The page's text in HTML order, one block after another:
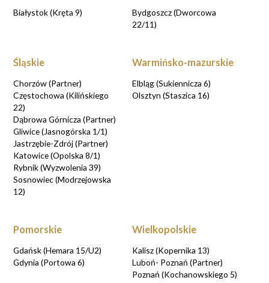
Białystok (Kręta 9)
Bydgoszcz (Dworcowa
22/11)
Śląskie
Chorzów (Partner)
Częstochowa (Kilińskiego
22)
Dąbrowa Górnicza (Partner)
Gliwice (Jasnogórska 1/1)
Jastrzębie-Zdrój (Partner)
Katowice (Opolska 8/1)
Rybnik (Wyzwolenia 39)
Sosnowiec (Modrzejowska
12)
Warmińsko-mazurskie
Elbląg (Sukiennicza 6)
Olsztyn (Staszica 16)
Pomorskie
Gdańsk (Hemara 15/U2)
Gdynia (Portowa 6)
Wielkopolskie
Kalisz (Kopernika 13)
Luboń- Poznań (Partner)
Poznań (Kochanowskiego 5)